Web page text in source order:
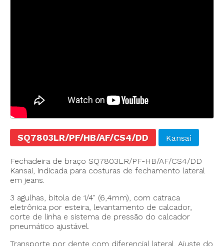
SQ7803LR/PF/HB/AF/CS4/DD Kansai
Fechadeira de braço SQ7803LR/PF-HB/AF/CS4/DD
Kansai, indicada para costuras de fechamento lateral
em jeans.
3 agulhas, bitola de 1/4" (6,4mm), com catraca
eletrônica por esteira, levantamento de calcador,
corte de linha e sistema de pressão do calcador
pneumático ajustável.
Transporte por dente com diferencial lateral. Ajuste do